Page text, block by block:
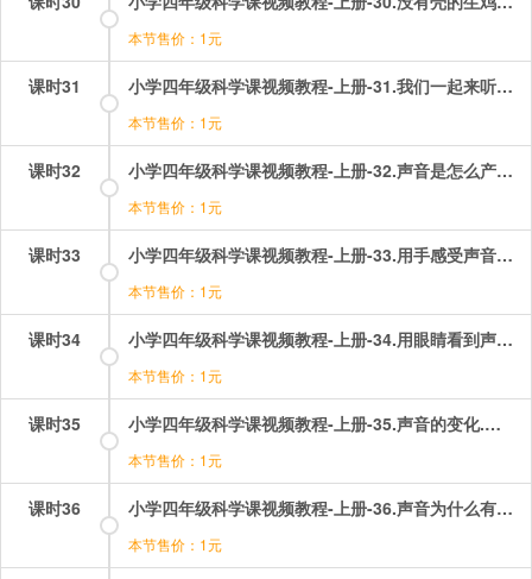
本节售价：1元
课时31 小学四年级科学课视频教程-上册-31.我们一起来听听声音.mp4
本节售价：1元
课时32 小学四年级科学课视频教程-上册-32.声音是怎么产生的？.mp4
本节售价：1元
课时33 小学四年级科学课视频教程-上册-33.用手感受声音！.mp4
本节售价：1元
课时34 小学四年级科学课视频教程-上册-34.用眼睛看到声音！.mp4
本节售价：1元
课时35 小学四年级科学课视频教程-上册-35.声音的变化.mp4
本节售价：1元
课时36 小学四年级科学课视频教程-上册-36.声音为什么有高有低？.mp4
本节售价：1元